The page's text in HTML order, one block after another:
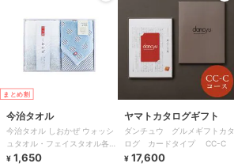
まとめ割
今治タオル
今治タオル しおかぜ ウォッシ
ュタオル・フェイスタオル各1
枚入り
¥ 1,650
ヤマトカタログギフト
ダンチュウ グルメギフトカタ
ログ カードタイプ CC-C
¥ 17,600